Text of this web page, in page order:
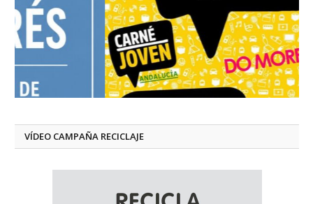
VÍDEO CAMPAÑA RECICLAJE